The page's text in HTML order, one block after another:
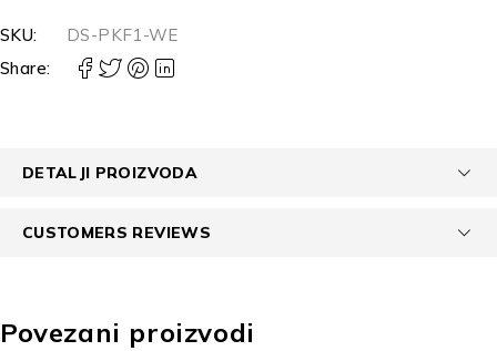
SKU:
DS-PKF1-WE
Share:
DETALJI PROIZVODA
CUSTOMERS REVIEWS
Povezani proizvodi